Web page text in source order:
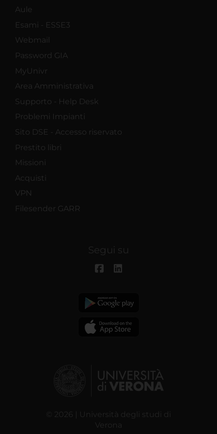
Aule
Esami - ESSE3
Webmail
Password GIA
MyUnivr
Area Amministrativa
Supporto - Help Desk
Problemi Impianti
Sito DSE - Accesso riservato
Prestito libri
Missioni
Acquisti
VPN
Filesender GARR
Segui su
© 2026 | Università degli studi di
Verona